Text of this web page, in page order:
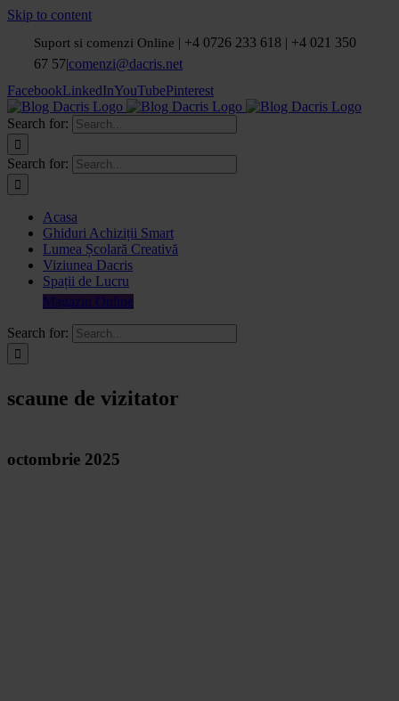
Skip to content
Suport si comenzi Online | +4 0726 233 618 | +4 021 350
67 57|comenzi@dacris.net
FacebookLinkedInYouTubePinterest
Search for:
Search for:
Acasa
Ghiduri Achiziții Smart
Lumea Școlară Creativă
Viziunea Dacris
Spații de Lucru
Magazin Online
Search for:
scaune de vizitator
octombrie 2025